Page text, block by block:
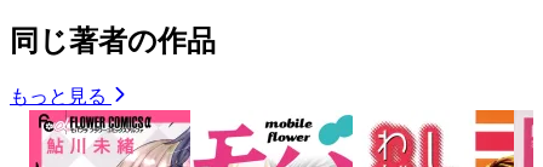
同じ著者の作品
もっと見る